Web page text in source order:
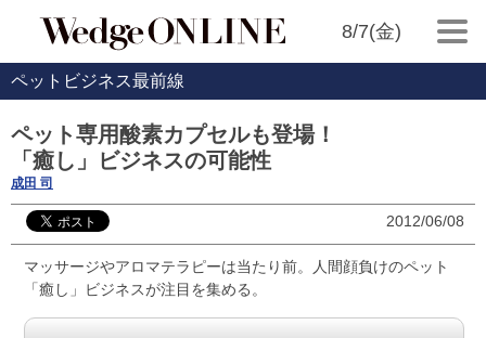
8/7(金)
ペットビジネス最前線
ペット専用酸素カプセルも登場！
「癒し」ビジネスの可能性
成田 司
2012/06/08
マッサージやアロマテラピーは当たり前。人間顔負けのペット
「癒し」ビジネスが注目を集める。